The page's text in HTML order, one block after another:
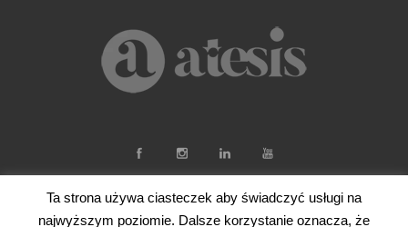
Ta strona używa ciasteczek aby świadczyć usługi na
najwyższym poziomie. Dalsze korzystanie oznacza, że